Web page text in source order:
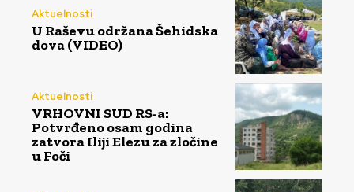
Aktuelnosti
U Raševu održana Šehidska
dova (VIDEO)
Aktuelnosti
VRHOVNI SUD RS-a:
Potvrđeno osam godina
zatvora Iliji Elezu za zločine
u Foči